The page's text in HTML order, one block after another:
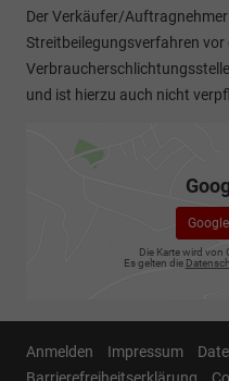
Der Verkäufer/
Streitbeilegungsverfahren vor
und ist hierzu auch nicht
Die Karte wird von
Es gelten die
Anmelden Impressum
Barrierefreiheitserklärung